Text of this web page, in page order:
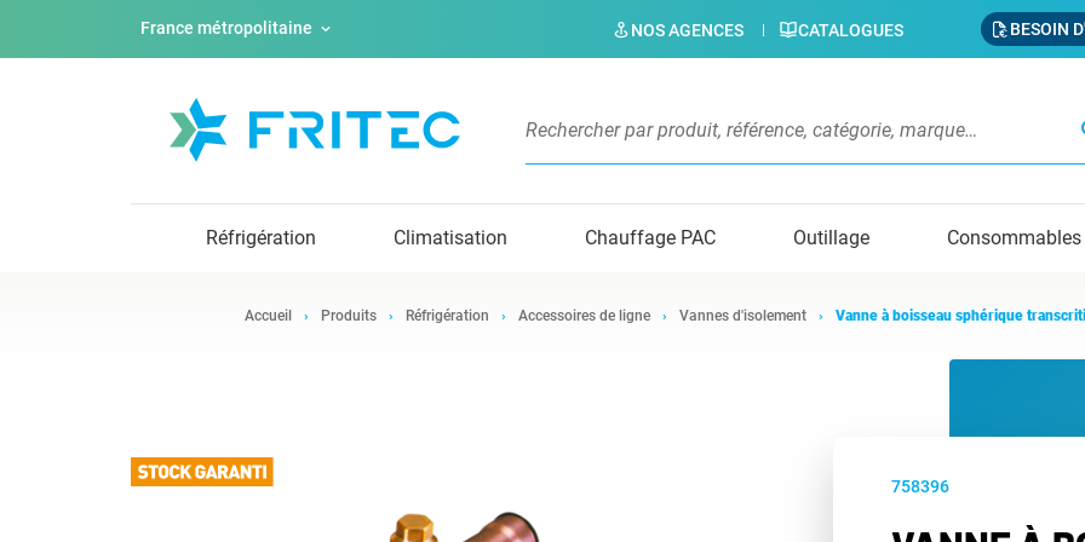
France métropolitaine NOS AGENCES CATALOGUES BESOIN
Réfrigération Climatisation Chauffage PAC Outillage Consommables
Accueil Produits Réfrigération Accessoires de ligne Vannes d'isolement Vanne à boisseau sphérique
758396